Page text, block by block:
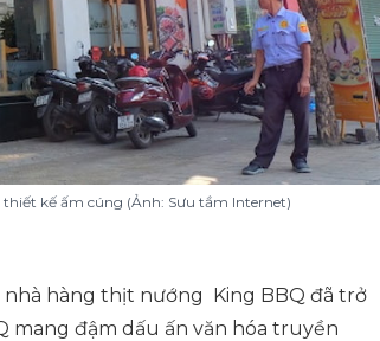
kế ấm cúng (Ảnh: Sưu tầm Internet)
nhà hàng thịt nướng King BBQ đã trở
mang đậm dấu ấn văn hóa truyền